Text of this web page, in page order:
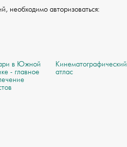
необходимо авторизоваться:
в Южной
- главное
Кинематографический
атлас